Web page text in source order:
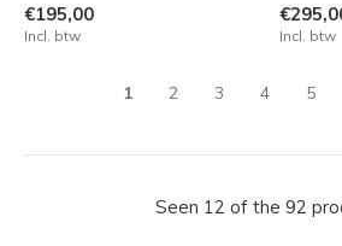
€195,00
Incl. btw Incl. btw
1 2 3 4 5
Seen 12 of the 92